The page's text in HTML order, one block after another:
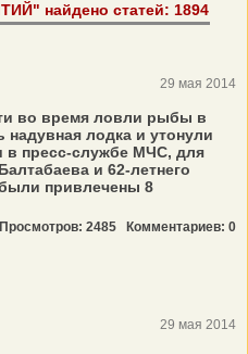
найдено статей: 1894
29 мая 2014
во время ловли рыбы в
надувная лодка и утонули
пресс-службе МЧС, для
и 62-летнего
привлечены 8
Просмотров: 2485 Комментариев: 0
29 мая 2014